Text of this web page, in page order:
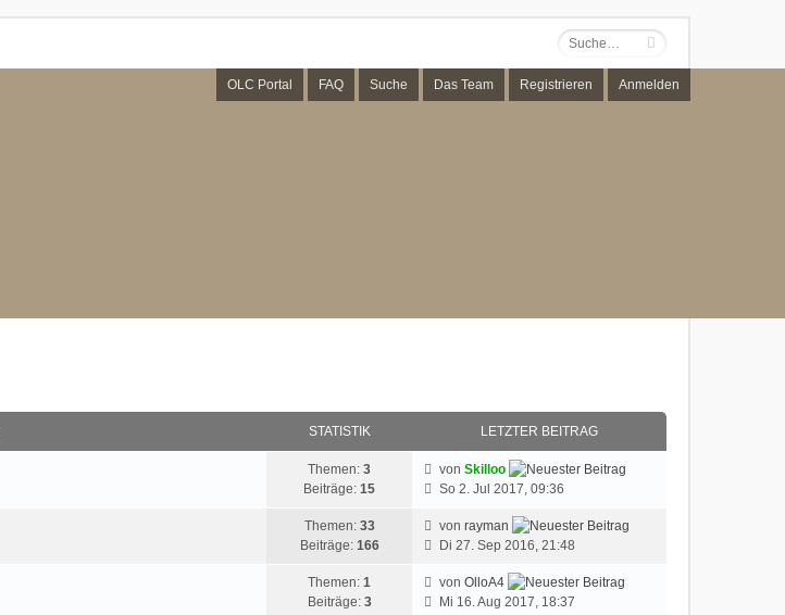
OLC Portal FAQ Suche Das Team Registrieren Anmelden
STATISTIK LETZTER BEITRAG
Themen: 3
Beiträge: 15
vonSkilloo
So 2. Jul 2017, 09:36
Themen: 33
Beiträge: 166
vonrayman
Di 27. Sep 2016, 21:48
Themen: 1
Beiträge: 3
vonOlloA4
Mi 16. Aug 2017, 18:37